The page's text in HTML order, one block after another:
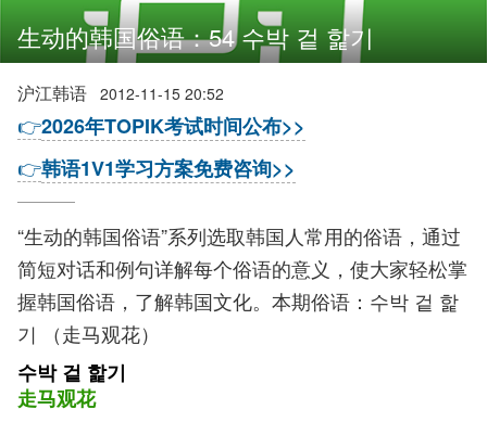
生动的韩国俗语：54 수박 겉 핥기
沪江韩语 2012-11-15 20:52
👉2026年TOPIK考试时间公布>>
👉韩语1V1学习方案免费咨询>>
“生动的韩国俗语”系列选取韩国人常用的俗语，通过
简短对话和例句详解每个俗语的意义，使大家轻松掌
握韩国俗语，了解韩国文化。本期俗语：수박 겉 핥
기 （走马观花）
수박 겉 핥기
走马观花